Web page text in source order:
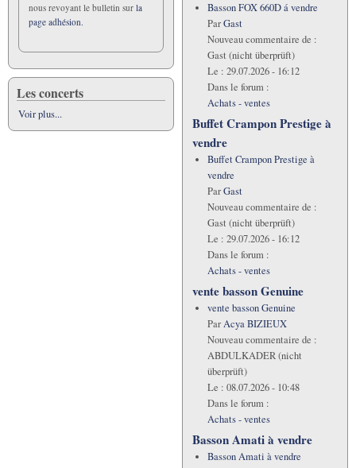
nous revoyant le bulletin sur la
page adhésion.
Les concerts
Voir plus...
Basson FOX 660D á vendre
ParGast
Nouveau commentaire de :
Gast (nicht überprüft)
Le : 29.07.2026 - 16:12
Dans le forum :
Achats - ventes
Buffet Crampon Prestige à
vendre
Buffet Crampon Prestige à
vendre
ParGast
Nouveau commentaire de :
Gast (nicht überprüft)
Le : 29.07.2026 - 16:12
Dans le forum :
Achats - ventes
vente basson Genuine
vente basson Genuine
ParAcya BIZIEUX
Nouveau commentaire de :
ABDULKADER (nicht
überprüft)
Le : 08.07.2026 - 10:48
Dans le forum :
Achats - ventes
Basson Amati à vendre
Basson Amati à vendre